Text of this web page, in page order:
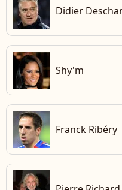
Didier
Shy'm
Franck Ribéry